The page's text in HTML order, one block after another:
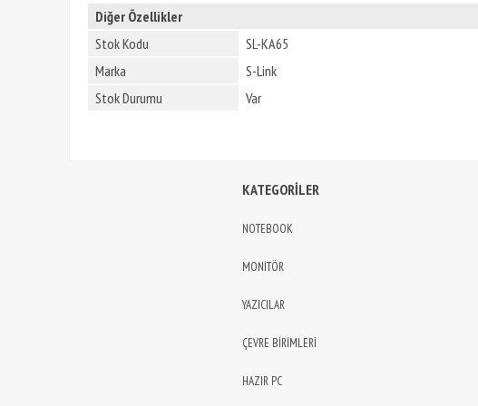
Diğer Özellikler
Stok Kodu
SL-KA65
Marka
S-Link
Stok Durumu
Var
KATEGORİLER
NOTEBOOK
MONİTÖR
YAZICILAR
ÇEVRE BİRİMLERİ
HAZIR PC